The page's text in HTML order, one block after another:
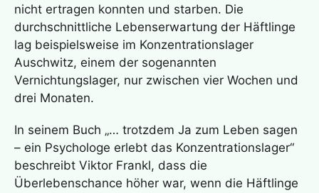
nicht ertragen konnten und starben. Die
durchschnittliche Lebenserwartung der Häftlinge
lag beispielsweise im Konzentrationslager
Auschwitz, einem der sogenannten
Vernichtungslager, nur zwischen vier Wochen und
drei Monaten.
In seinem Buch „… trotzdem Ja zum Leben sagen
– ein Psychologe erlebt das Konzentrationslager“
beschreibt Viktor Frankl, dass die
Überlebenschance höher war, wenn die Häftlinge